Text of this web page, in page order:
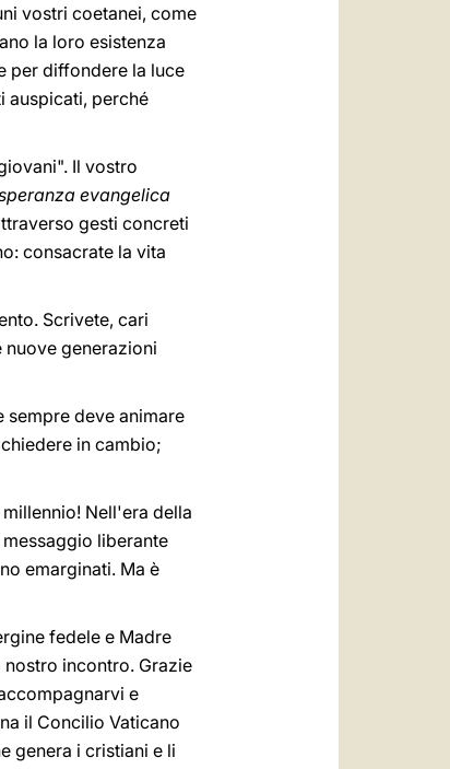
vostri coetanei, come
la loro esistenza
per diffondere la luce
auspicati, perché
Il vostro
evangelica
gesti concreti
consacrate la vita
Scrivete, cari
generazioni
deve animare
in cambio;
Nell'era della
liberante
emarginati. Ma è
fedele e Madre
incontro. Grazie
e
il Concilio Vaticano
genera i cristiani e li